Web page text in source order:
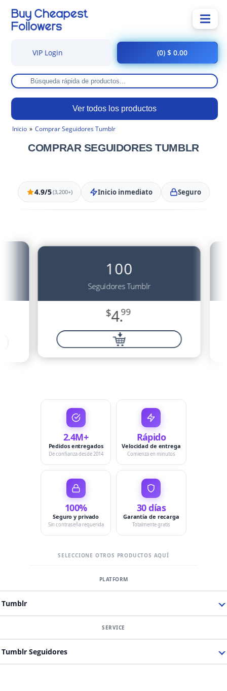
Ver todos los productos
VIP Login (0) $ 0.00
Inicio Comprar Seguidores Tumblr
COMPRAR SEGUIDORES TUMBLR
4.9/5(3,200+) Inicio inmediato Seguro
100
Seguidores Tumblr
$4.99
2.4M+
Pedidos entregados
De confianza desde 2014
Rápido
Velocidad de entrega
Comienza en minutos
100%
Seguro y privado
Sin contraseña requerida
30 días
Garantía de recarga
Totalmente gratis
SELECCIONE OTROS PRODUCTOS AQUÍ
Tumblr
Tumblr Seguidores